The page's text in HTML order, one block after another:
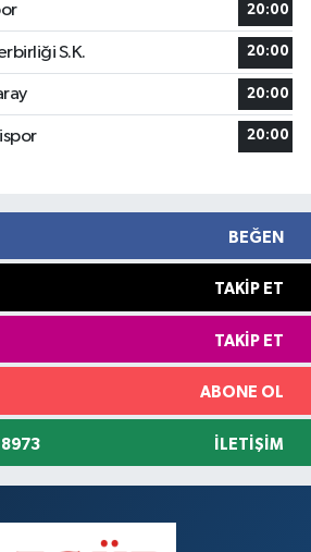
20:00
S.K. 20:00
20:00
20:00
BEĞEN
TAKIP ET
TAKIP ET
ABONE OL
İLETIŞIM